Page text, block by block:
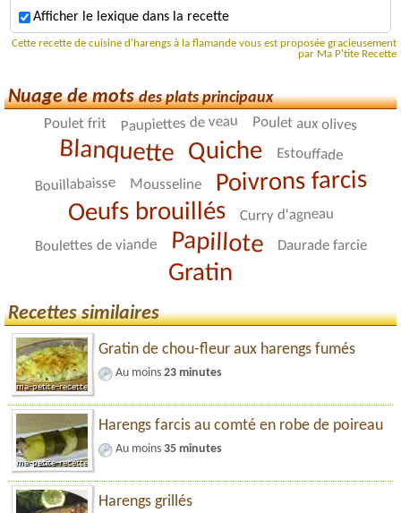
Afficher le lexique dans la recette
Cette recette de cuisine d'harengs à la flamande vous est proposée gracieusement
par Ma P'tite Recette
Nuage de motsdes plats principaux
Poulet frit Paupiettes de veau Poulet aux olives
Blanquette Quiche Estouffade
Bouillabaisse Mousseline Poivrons farcis
Oeufs brouillés Curry d'agneau
Boulettes de viande Papillote Daurade farcie
Gratin
Recettes similaires
Gratin de chou-fleur aux harengs fumés
Au moins 23 minutes
Harengs farcis au comté en robe de poireau
Au moins 35 minutes
Harengs grillés